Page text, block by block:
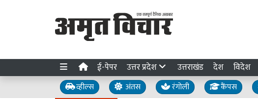
ई-पेपर उत्तर प्रदेश उत्तराखंड देश विदेश
व्हील्स अंतस रंगोली कैंपस